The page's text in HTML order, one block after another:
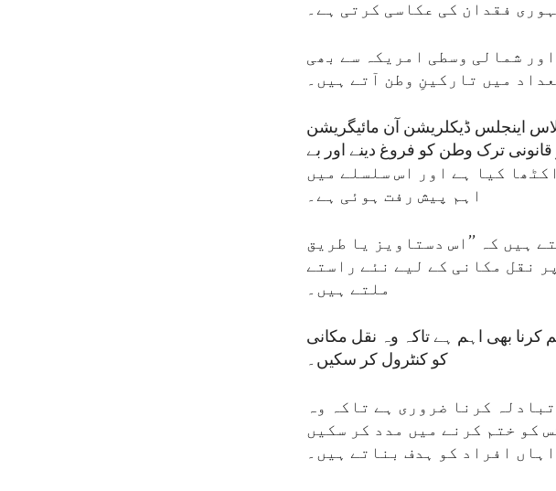
فقدان کی عکاسی کرتی ہے۔
شمالی وسطی امریکہ سے بھی
میں تارکینِ وطن آتے ہیں۔
وزیر خارجہ نکولس نے توجہ دلائی کہ 2022 لاس اینجلس ڈیکلریشن آن مائیگریشن
ترک وطن کو فروغ دینے اور بے
کے لیے خطے کے 20 ممالک کو اکٹھا کیا ہے اور اس سلسلے میں
اہم پیش رفت ہوئی ہے۔
ہیں کہ ’’اس دستاویز یا طریق
نقل مکانی کے لیے نئے راستے
ملتے ہیں۔
بھی اہم ہے تاکہ وہ نقل مکانی
کو کنٹرول کر سکیں۔
کرنا ضروری ہے تاکہ وہ
کو ختم کرنے میں مدد کر سکیں
افراد کو ہدف بناتے ہیں۔